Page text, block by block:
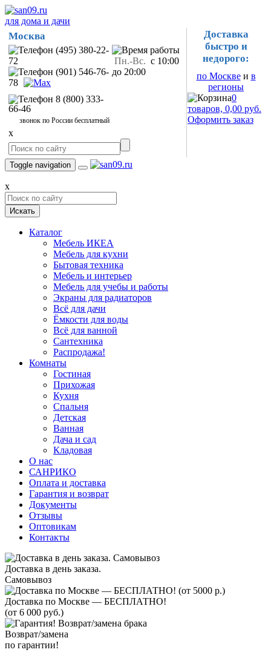
для дома и дачи
Москва
(495) 380-22-
72
(901) 546-76-
78
8 (800) 333-
66-46
звонок по России бесплатный
Пн.-Вс. с 10:00
до 20:00
x
Доставка
быстро и
недорого:
по Москвеи в
регионы
0
товаров, 0,00 руб.
Оформить заказ
Toggle navigation
x
Искать
Каталог
Мебель ИКЕА
Мебель для кухни
Бытовая техника
Мебель и интерьер
Мебель для учебы и работы
Экраны для радиаторов
Всё для дачи
Ёмкости для воды
Всё для ванной
Сантехника
Распродажа!
Комнаты
Гостиная
Прихожая
Кухня
Спальня
Детская
Ванная
Дача и сад
Кладовая
О нас
САНРИКО
Оплата и доставка
Гарантия и возврат
Документы
Отзывы
Оптовикам
Контакты
Доставка в день заказа.
Самовывоз
Доставка по Москве — БЕСПЛАТНО!
(от 6 000 руб.)
Возврат/замена
по гарантии!